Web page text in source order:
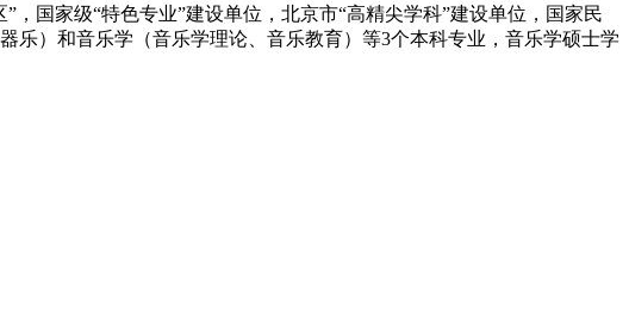
国家级“特色专业”建设单位，北京市“高精尖学科”建设单位，国家民
）和音乐学（音乐学理论、音乐教育）等3个本科专业，音乐学硕士学